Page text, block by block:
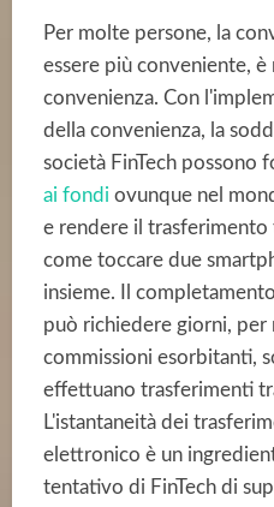
Per molte persone, la
essere più conveniente, è
convenienza. Con
della convenienza, la
società FinTech possono
ai fondi ovunque nel
e rendere il trasferimento
come toccare due
insieme. Il
può richiedere giorni, per
commissioni esorbitanti,
effettuano trasferimenti
L'istantaneità dei
elettronico è un
tentativo di FinTech di